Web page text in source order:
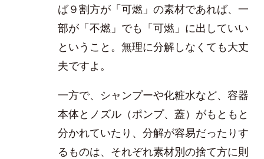
ば９割方が「可燃」の素材であれば、一
部が「不燃」でも「可燃」に出していい
ということ。無理に分解しなくても大丈
夫ですよ。
一方で、シャンプーや化粧水など、容器
本体とノズル（ポンプ、蓋）がもともと
分かれていたり、分解が容易だったりす
るものは、それぞれ素材別の捨て方に則